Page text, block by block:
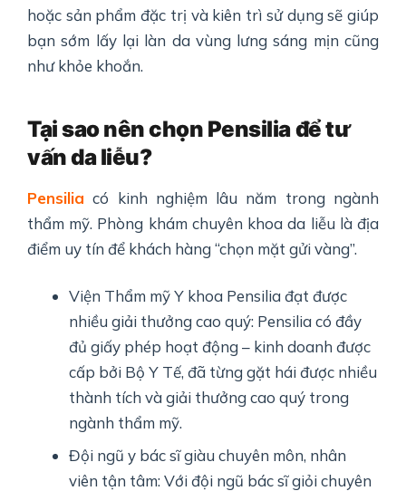
hoặc sản phẩm đặc trị và kiên trì sử dụng sẽ giúp
bạn sớm lấy lại làn da vùng lưng sáng mịn cũng
như khỏe khoắn.
Tại sao nên chọn Pensilia để tư
vấn da liễu?
Pensilia có kinh nghiệm lâu năm trong ngành
thẩm mỹ. Phòng khám chuyên khoa da liễu là địa
điểm uy tín để khách hàng “chọn mặt gửi vàng”.
Viện Thẩm mỹ Y khoa Pensilia đạt được
nhiều giải thưởng cao quý: Pensilia có đầy
đủ giấy phép hoạt động – kinh doanh được
cấp bởi Bộ Y Tế, đã từng gặt hái được nhiều
thành tích và giải thưởng cao quý trong
ngành thẩm mỹ.
Đội ngũ y bác sĩ giàu chuyên môn, nhân
viên tận tâm: Với đội ngũ bác sĩ giỏi chuyên